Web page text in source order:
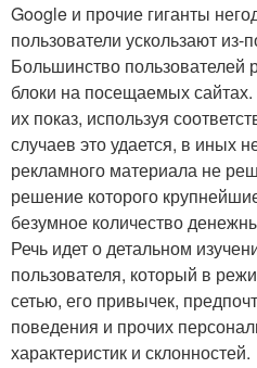
Google и прочие гиганты
пользователи ускользают
Большинство
блоки на посещаемых
их показ, используя
случаев это удается, в иных
рекламного материала не
решение которого
безумное количество
Речь идет о детальном
пользователя, который в
сетью, его привычек,
поведения и прочих
характеристик и склонностей.